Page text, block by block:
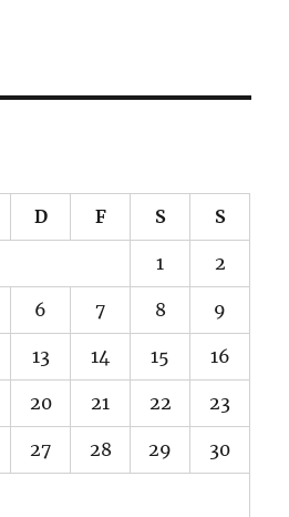
D F S S
1 2
6 7 8 9
13 14 15 16
20 21 22 23
27 28 29 30